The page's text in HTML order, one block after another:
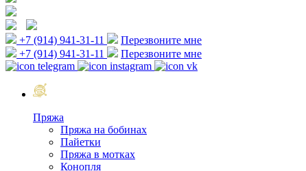
+7 (914) 941-31-11
Перезвоните мне
+7 (914) 941-31-11
Перезвоните мне
Пряжа
Пряжа на бобинах
Пайетки
Пряжа в мотках
Конопля